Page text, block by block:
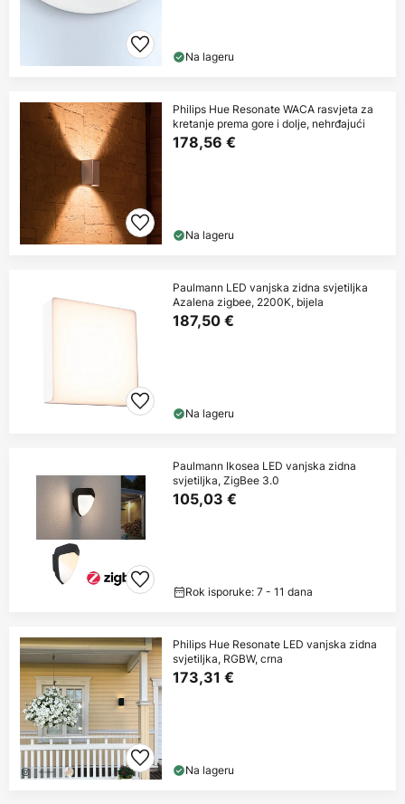
Na lageru
Philips Hue Resonate WACA rasvjeta za
kretanje prema gore i dolje, nehrđajući
178,56 €
Na lageru
Paulmann LED vanjska zidna svjetiljka
Azalena zigbee, 2200K, bijela
187,50 €
Na lageru
Paulmann Ikosea LED vanjska zidna
svjetiljka, ZigBee 3.0
105,03 €
Rok isporuke: 7 - 11 dana
Philips Hue Resonate LED vanjska zidna
svjetiljka, RGBW, crna
173,31 €
Na lageru